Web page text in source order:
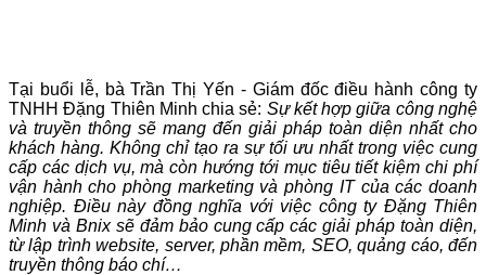
Tại buổi lễ, bà Trần Thị Yến - Giám đốc điều hành công ty
TNHH Đặng Thiên Minh chia sẻ: Sự kết hợp giữa công nghệ
và truyền thông sẽ mang đến giải pháp toàn diện nhất cho
khách hàng. Không chỉ tạo ra sự tối ưu nhất trong việc cung
cấp các dịch vụ, mà còn hướng tới mục tiêu tiết kiệm chi phí
vận hành cho phòng marketing và phòng IT của các doanh
nghiệp. Điều này đồng nghĩa với việc công ty Đặng Thiên
Minh và Bnix sẽ đảm bảo cung cấp các giải pháp toàn diện,
từ lập trình website, server, phần mềm, SEO, quảng cáo, đến
truyền thông báo chí…